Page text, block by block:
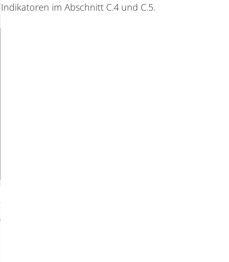
Indikatoren im Abschnitt C.4 und C.5.